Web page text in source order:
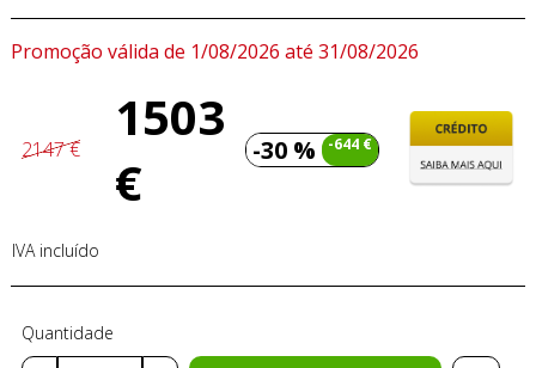
Promoção válida de 1/08/2026 até 31/08/2026
2147 €
1503
€
-30 % -644 €
IVA incluído
Quantidade